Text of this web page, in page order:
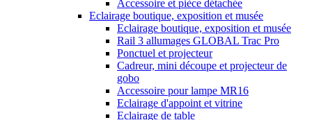
Accessoire et pièce détachée
Eclairage boutique, exposition et musée
Eclairage boutique, exposition et musée
Rail 3 allumages GLOBAL Trac Pro
Ponctuel et projecteur
Cadreur, mini découpe et projecteur de
gobo
Accessoire pour lampe MR16
Eclairage d'appoint et vitrine
Eclairage de table